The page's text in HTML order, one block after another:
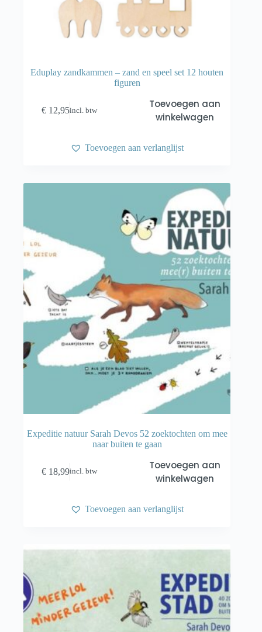
Eduplay zandkammen – zand en speel set 12 houten
figuren
€ 12,95incl. btw
Toevoegen aan
winkelwagen
Toevoegen aan verlanglijst
Expeditie natuur Sarah Devos 52 zoektochten om mee
naar buiten te gaan
€ 18,99incl. btw
Toevoegen aan
winkelwagen
Toevoegen aan verlanglijst